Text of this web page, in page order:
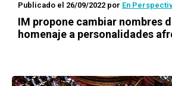
Publicado el 26/09/2022 por En
IM propone cambiar nombres
homenaje a personalidades